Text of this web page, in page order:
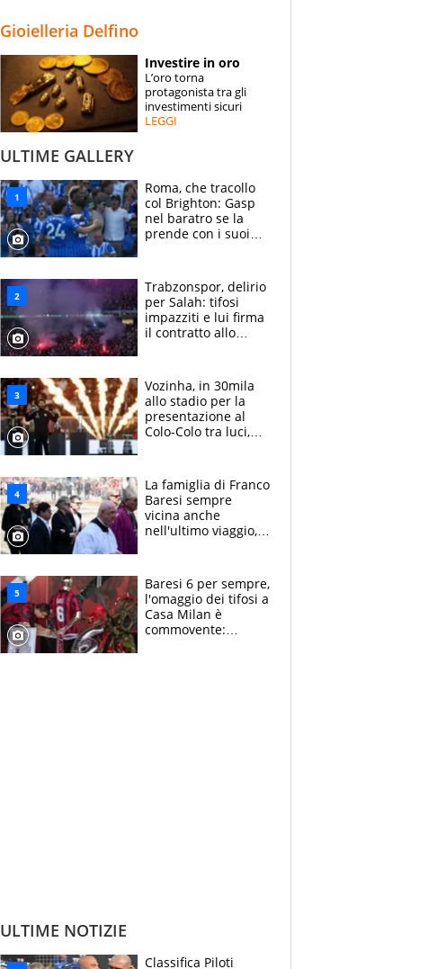
ESPERTI
CONTATTI
Gioielleria Delfino
Investire in oro
L’oro torna
protagonista tra gli
investimenti sicuri
LEGGI
ULTIME GALLERY
Roma, che tracollo
col Brighton: Gasp
nel baratro se la
prende con i suoi
Trabzonspor, delirio
per Salah: tifosi
impazziti e lui firma
il contratto allo
Vozinha, in 30mila
allo stadio per la
presentazione al
Colo-Colo tra luci,
La famiglia di Franco
Baresi sempre
vicina anche
nell'ultimo viaggio,
circondati
dall'affetto dei tifosi
Baresi 6 per sempre,
l'omaggio dei tifosi a
Casa Milan è
commovente:
ULTIME NOTIZIE
Classifica Piloti